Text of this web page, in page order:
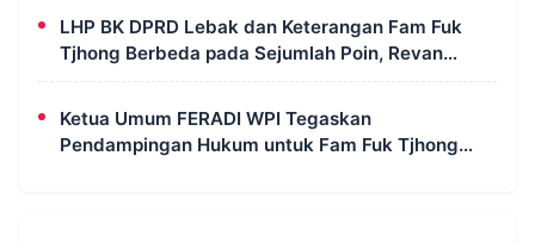
LHP BK DPRD Lebak dan Keterangan Fam Fuk
Tjhong Berbeda pada Sejumlah Poin, Revan
FERADI WPI: Proses Pembuktian Masih
Ketua Umum FERADI WPI Tegaskan
Pendampingan Hukum untuk Fam Fuk Tjhong